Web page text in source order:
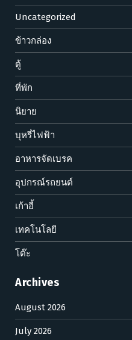
Uncategorized
ข้าวกล่อง
ตู้
ที่พัก
นิยาย
บุหรี่ไฟฟ้า
อาหารจัดเบรค
อุปกรณ์รถยนต์
เก้าอี้
เทคโนโลยี
โต๊ะ
Archives
August 2026
July 2026